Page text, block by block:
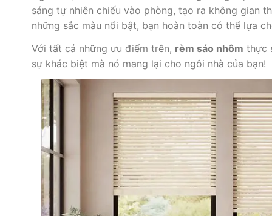
sáng tự nhiên chiếu vào phòng, tạo ra không gian
những sắc màu nổi bật, bạn hoàn toàn có thể lựa
Với tất cả những ưu điểm trên, rèm sáo nhôm thực
sự khác biệt mà nó mang lại cho ngôi nhà của bạn!